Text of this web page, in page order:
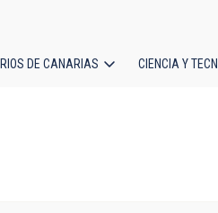
DE CANARIAS CIENCIA Y